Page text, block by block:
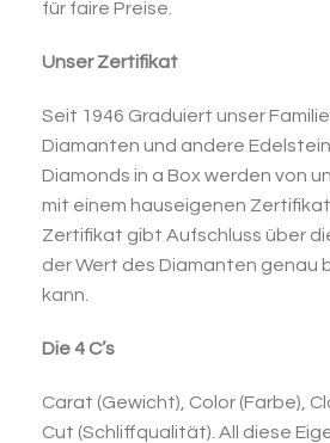
für faire Preise.
Unser Zertifikat
Seit 1946 Graduiert unser
Diamanten und andere
Diamonds in a Box werden von
mit einem hauseigenen
Zertifikat gibt Aufschluss über
der Wert des Diamanten genau
kann.
Die 4 C’s
Carat (Gewicht), Color (Farbe),
Cut (Schliffqualität). All diese